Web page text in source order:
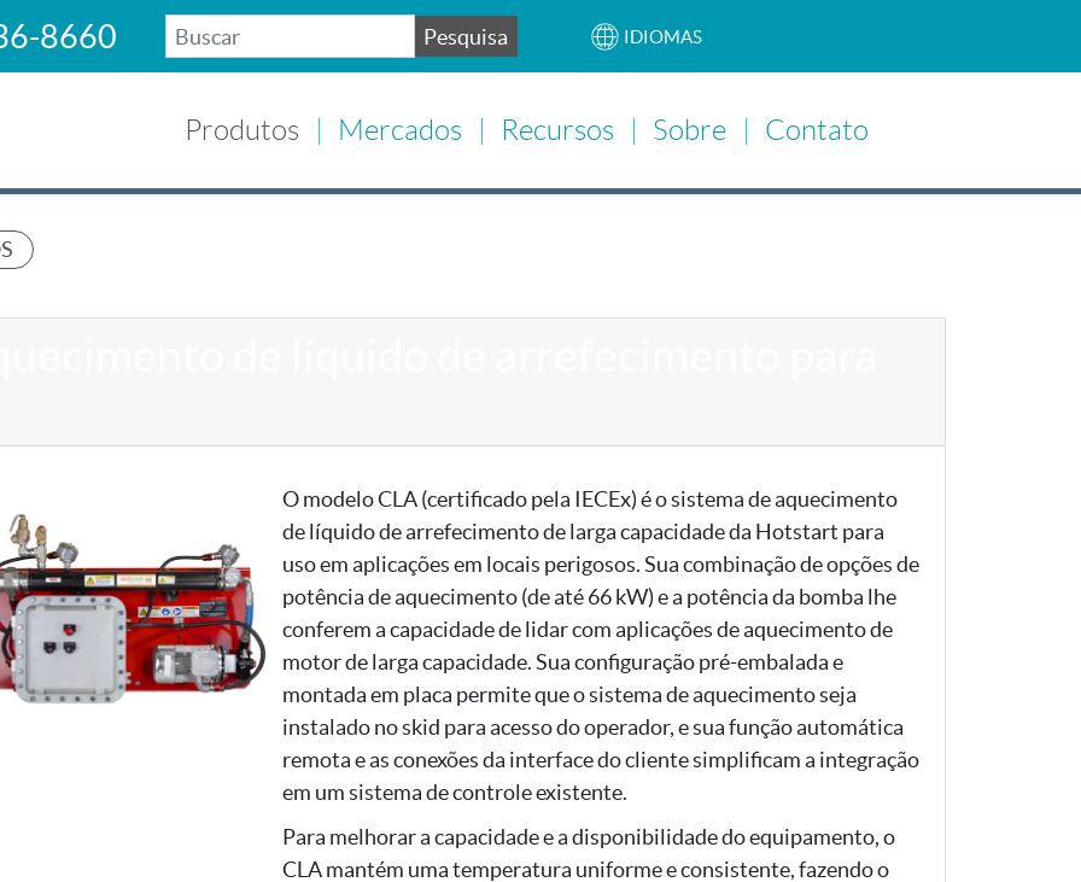
8660 BUSCAR Pesquisa IDIOMAS
Main Navigation
Produtos Mercados Recursos Sobre Contato
O modelo CLA (certificado pela IECEx) é o sistema de aquecimento
de líquido de arrefecimento de larga capacidade da Hotstart para
uso em aplicações em locais perigosos. Sua combinação de opções de
potência de aquecimento (de até 66 kW) e a potência da bomba lhe
conferem a capacidade de lidar com aplicações de aquecimento de
motor de larga capacidade. Sua configuração pré-embalada e
montada em placa permite que o sistema de aquecimento seja
instalado no skid para acesso do operador, e sua função automática
remota e as conexões da interface do cliente simplificam a integração
em um sistema de controle existente.
Para melhorar a capacidade e a disponibilidade do equipamento, o
CLA mantém uma temperatura uniforme e consistente, fazendo o